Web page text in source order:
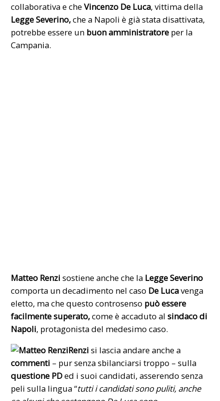
collaborativa e cheVincenzo De Luca, vittima della
Legge Severino,che a Napoli è già stata disattivata,
potrebbe essere un buon amministratore per la
Campania.
Matteo Renzi sostiene anche che la Legge Severino
comporta un decadimento nel caso De Lucavenga
eletto, ma che questo controsenso può essere
facilmente superato,come è accaduto alsindaco di
Napoli, protagonista del medesimo caso.
Renzi si lascia andare anche a
commenti – pur senza sbilanciarsi troppo – sulla
questione PDed i suoi candidati, asserendo senza
peli sulla lingua “tutti i candidati sono puliti, anche